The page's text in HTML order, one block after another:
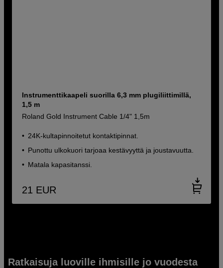
Instrumenttikaapeli suorilla 6,3 mm plugiliittimillä,
1,5 m
Roland Gold Instrument Cable 1/4" 1,5m
24K-kultapinnoitetut kontaktipinnat.
Punottu ulkokuori tarjoaa kestävyyttä ja joustavuutta.
Matala kapasitanssi.
21 EUR
Ratkaisuja luoville ihmisille jo vuodesta